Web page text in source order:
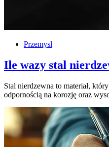
Przemysł
Ile wazy stal
Stal nierdzewna to materiał,
odpornością na korozję oraz